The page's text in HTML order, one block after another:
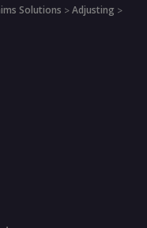
Solutions >Adjusting >